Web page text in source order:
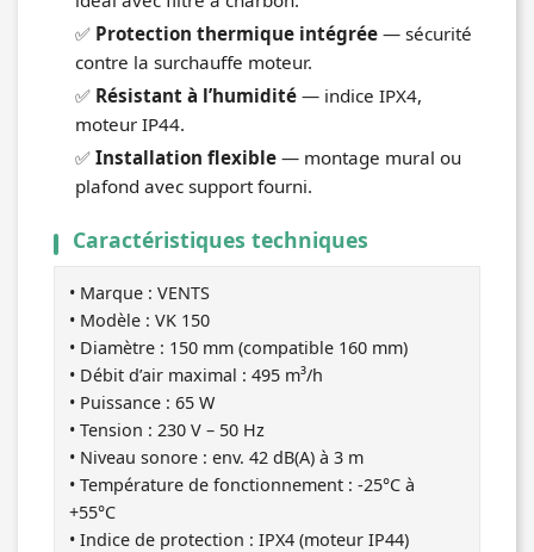
✅ Protection thermique intégrée — sécurité
contre la surchauffe moteur.
✅ Résistant à l’humidité — indice IPX4,
moteur IP44.
✅Installation flexible — montage mural ou
plafond avec support fourni.
Caractéristiques techniques
• Marque : VENTS
• Modèle : VK 150
• Diamètre : 150 mm (compatible 160 mm)
• Débit d’air maximal : 495 m³/h
• Puissance : 65 W
• Tension : 230 V – 50 Hz
• Niveau sonore : env. 42 dB(A) à 3 m
• Température de fonctionnement : -25°C à
+55°C
• Indice de protection : IPX4 (moteur IP44)